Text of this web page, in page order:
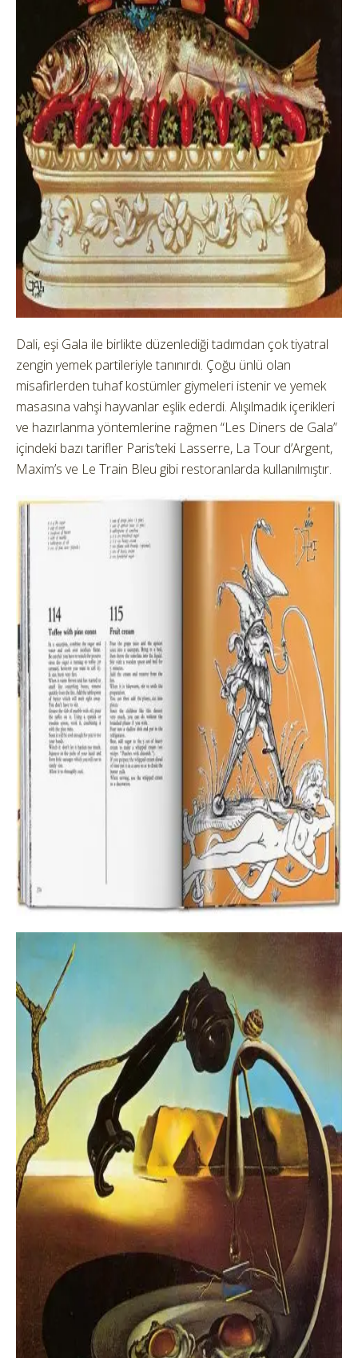
Dali, eşi Gala ile birlikte düzenlediği tadımdan çok tiyatral
zengin yemek partileriyle tanınırdı. Çoğu ünlü olan
misafirlerden tuhaf kostümler giymeleri istenir ve yemek
masasına vahşi hayvanlar eşlik ederdi. Alışılmadık içerikleri
ve hazırlanma yöntemlerine rağmen “Les Diners de Gala”
içindeki bazı tarifler Paris’teki Lasserre, La Tour d’Argent,
Maxim’s ve Le Train Bleu gibi restoranlarda kullanılmıştır.